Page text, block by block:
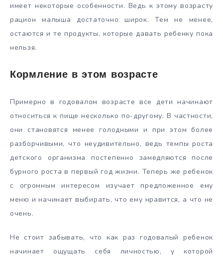
имеет некоторые особенности. Ведь к этому возрасту
рацион малыша достаточно широк. Тем не менее,
остаются и те продукты, которые давать ребенку пока
нельзя.
Кормление в этом возрасте
Примерно в годовалом возрасте все дети начинают
относиться к пище несколько по-другому. В частности,
они становятся менее голодными и при этом более
разборчивыми, что неудивительно, ведь темпы роста
детского организма постепенно замедляются после
бурного роста в первый год жизни. Теперь же ребенок
с огромным интересом изучает предложенное ему
меню и начинает выбирать, что ему нравится, а что не
очень.
Не стоит забывать, что как раз годовалый ребенок
начинает ощущать себя личностью, у которой